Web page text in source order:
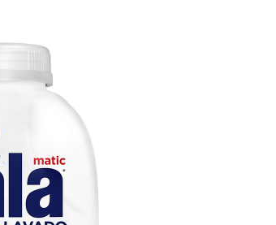
proteina
corrector
agua micelar
máscara pestañas
roche posay
desodorante